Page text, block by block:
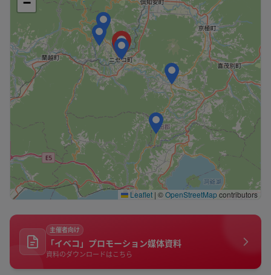
Leaflet | ©OpenStreetMapcontributors
主催者向け
「イベコ」プロモーション媒体資料
資料のダウンロードはこちら